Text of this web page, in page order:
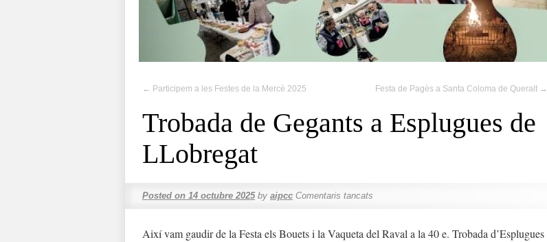
← Participem a les Festes de la Mercè 2025 Festa de Pagès a Santa Coloma de Queralt →
Trobada de Gegants a Esplugues de
LLobregat
Posted on 14 octubre 2025 by aipcc Comentaris tancats
Així vam gaudir de la Festa els Bouets i la Vaqueta del Raval a la 40 e. Trobada d’Esplugues